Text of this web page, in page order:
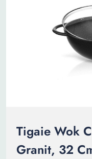
Tigaie Wok
Granit, 32